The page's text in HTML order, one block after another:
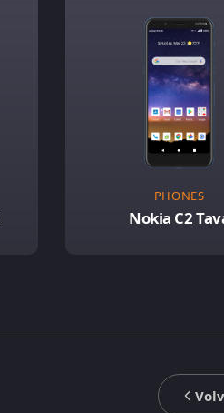
PHONES
Nokia C2